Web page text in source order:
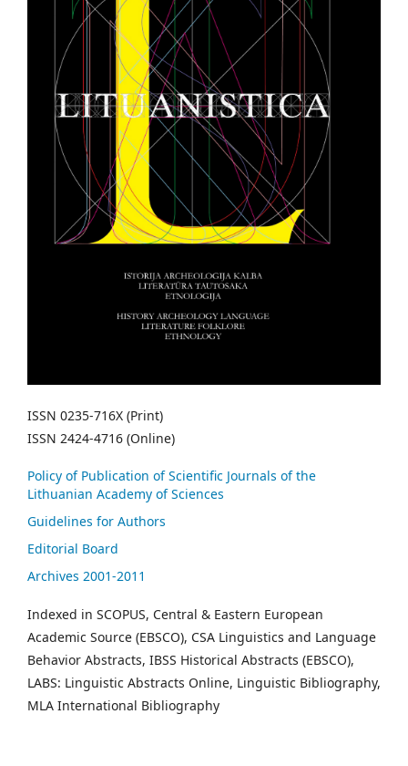
ISSN 0235-716X (Print)
ISSN 2424-4716 (Online)
Policy of Publication of Scientific Journals of the
Lithuanian Academy of Sciences
Guidelines for Authors
Editorial Board
Archives 2001-2011
Indexed in SCOPUS, Central & Eastern European
Academic Source (EBSCO), CSA Linguistics and Language
Behavior Abstracts, IBSS Historical Abstracts (EBSCO),
LABS: Linguistic Abstracts Online, Linguistic Bibliography,
MLA International Bibliography